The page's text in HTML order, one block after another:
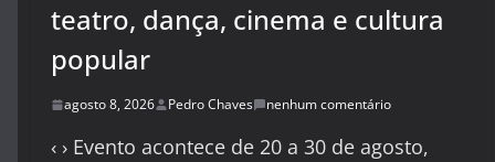
teatro, dança, cinema e cultura
popular
agosto 8, 2026 Pedro Chaves nenhum comentário
‹ › Evento acontece de 20 a 30 de agosto,